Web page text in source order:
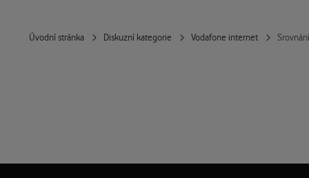
Úvodní stránka Diskuzní kategorie Vodafone internet